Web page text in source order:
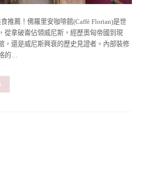
推薦！佛羅里安咖啡館(Caffè Florian)是世
從拿破崙佔領威尼斯，經歷奧匈帝國到現
，還是威尼斯興衰的歷史見證者。內部裝修
的…